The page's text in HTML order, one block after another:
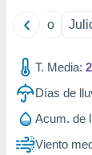
e
mediante
publicidad
Junio
T. Media:
Días de
Acum. de
Viento